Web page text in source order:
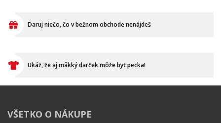
Daruj niečo, čo v bežnom obchode nenájdeš
Ukáž, že aj mäkký darček môže byť pecka!
VŠETKO O NÁKUPE